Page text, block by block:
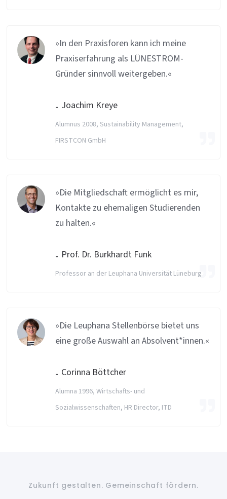
Joachim Kreye
Alumnus 2008, Sustainability Management,
FIRSTCON GmbH
»In den Praxisforen kann ich meine
Praxiserfahrung als LÜNESTROM-
Gründer sinnvoll weitergeben.«
Prof. Dr. Burkhardt Funk
Professor an der Leuphana Universität Lüneburg
»Die Mitgliedschaft ermöglicht es mir,
Kontakte zu ehemaligen Studierenden
zu halten.«
Corinna Böttcher
Alumna 1996, Wirtschafts- und
Sozialwissenschaften, HR Director, ITD
»Die Leuphana Stellenbörse bietet uns
eine große Auswahl an Absolvent*innen.«
Zukunft gestalten. Gemeinschaft fördern.